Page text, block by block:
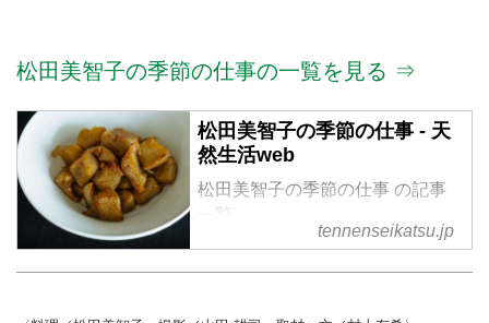
松田美智子の季節の仕事の一覧を見る ⇒
松田美智子の季節の仕事 - 天
然生活web
松田美智子の季節の仕事 の記事
一覧
tennenseikatsu.jp